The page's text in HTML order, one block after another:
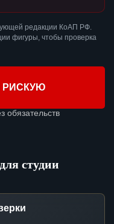
редакции КоАП РФ.
фигуры, чтобы проверка
РИСКУЮ
обязательств
студии